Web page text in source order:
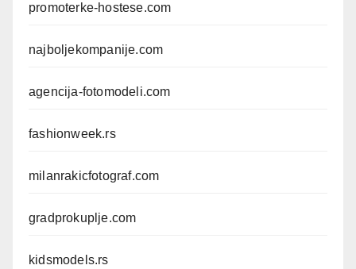
promoterke-hostese.com
najboljekompanije.com
agencija-fotomodeli.com
fashionweek.rs
milanrakicfotograf.com
gradprokuplje.com
kidsmodels.rs